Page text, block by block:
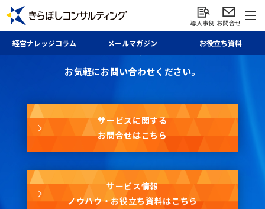
経営ナレッジコラム メールマガジン お役立ち資料
お問合せ・資料請求・
メールマガジン
お気軽にお問い合わせください。
サービスに関する
お問合せはこちら
サービス情報
ノウハウ・お役立ち資料はこちら